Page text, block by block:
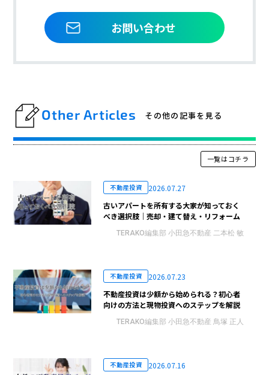
お問い合わせ
Other Articles その他の記事を見る
一覧はコチラ
不動産投資
2026.07.27
古いアパートを所有する大家が知っておく
べき選択肢｜売却・建て替え・リフォーム
TERAKO編集部 小田急不動産 二本松 敏
不動産投資
2026.07.23
不動産投資は少額から始められる？初心者
向けの方法と現物投資へのステップを解説
TERAKO編集部 小田急不動産 鳥塚 正人
不動産投資
2026.07.16